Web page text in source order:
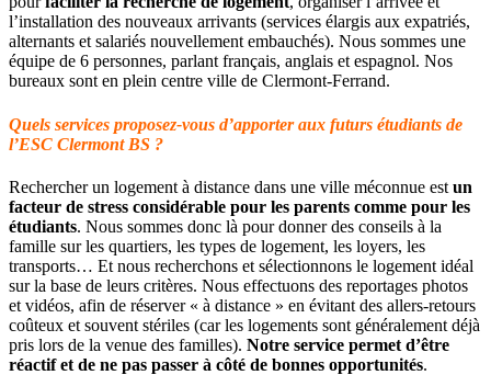
l’installation des nouveaux arrivants (services élargis aux expatriés,
alternants et salariés nouvellement embauchés). Nous sommes une
équipe de 6 personnes, parlant français, anglais et espagnol. Nos
bureaux sont en plein centre ville de Clermont-Ferrand.
Quels services proposez-vous d’apporter aux futurs étudiants de
l’ESC Clermont BS ?
Rechercher un logement à distance dans une ville méconnue est un
facteur de stress considérable pour les parents comme pour les
étudiants. Nous sommes donc là pour donner des conseils à la
famille sur les quartiers, les types de logement, les loyers, les
transports… Et nous recherchons et sélectionnons le logement idéal
sur la base de leurs critères. Nous effectuons des reportages photos
et vidéos, afin de réserver « à distance » en évitant des allers-retours
coûteux et souvent stériles (car les logements sont généralement déjà
pris lors de la venue des familles). Notre service permet d’être
réactif et de ne pas passer à côté de bonnes opportunités.